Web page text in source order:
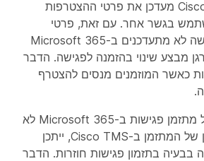
ללא זמין, Cisco TMS מעדכן את פרטי ההצטרפות
בגשר אחר. עם זאת, פרטי
ההצטרפות לפגישה לא מתעדכנים ב-Microsoft 365
מבצע שינוי בהזמנה לפגישה. הדבר
כאשר המוזמנים מנסים להצטרף
אם אזור הזמן של מתזמן פגישות ב-Microsoft 365 לא
תואם לאזור הזמן של המתזמן ב-Cisco TMS, ייתכן
בתזמון פגישות חוזרות. הדבר